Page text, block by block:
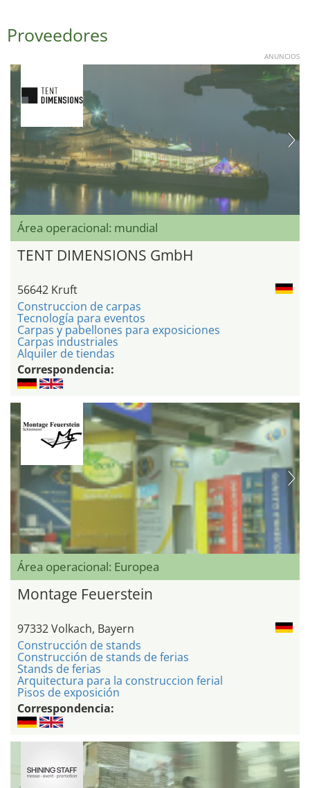
Proveedores
ANUNCIOS
Área operacional: mundial
TENT DIMENSIONS GmbH
56642 Kruft
Construccion de carpas
Tecnología para eventos
Carpas y pabellones para exposiciones
Carpas industriales
Alquiler de tiendas
Correspondencia:
Área operacional: Europea
Montage Feuerstein
97332 Volkach, Bayern
Construcción de stands
Construcción de stands de ferias
Stands de ferias
Arquitectura para la construccion ferial
Pisos de exposición
Correspondencia: